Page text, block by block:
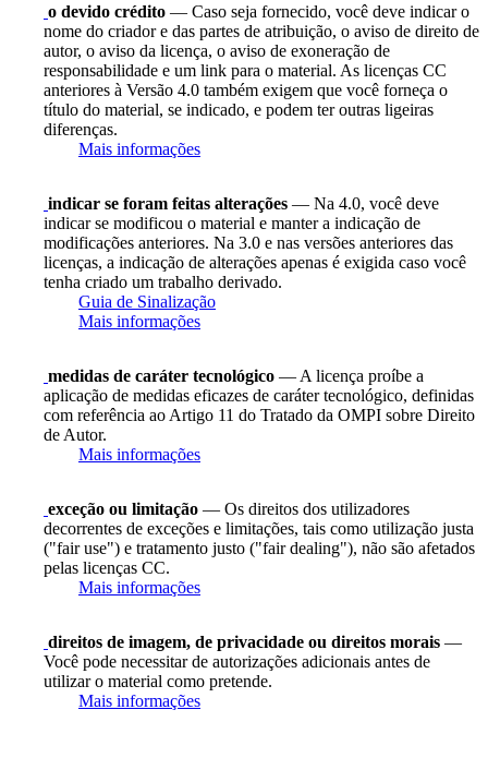
o devido crédito — Caso seja fornecido, você deve indicar o
nome do criador e das partes de atribuição, o aviso de direito de
autor, o aviso da licença, o aviso de exoneração de
responsabilidade e um link para o material. As licenças CC
anteriores à Versão 4.0 também exigem que você forneça o
título do material, se indicado, e podem ter outras ligeiras
diferenças.
Mais informações
indicar se foram feitas alterações — Na 4.0, você deve
indicar se modificou o material e manter a indicação de
modificações anteriores. Na 3.0 e nas versões anteriores das
licenças, a indicação de alterações apenas é exigida caso você
tenha criado um trabalho derivado.
Guia de Sinalização
Mais informações
medidas de caráter tecnológico — A licença proíbe a
aplicação de medidas eficazes de caráter tecnológico, definidas
com referência ao Artigo 11 do Tratado da OMPI sobre Direito
de Autor.
Mais informações
exceção ou limitação — Os direitos dos utilizadores
decorrentes de exceções e limitações, tais como utilização justa
("fair use") e tratamento justo ("fair dealing"), não são afetados
pelas licenças CC.
Mais informações
direitos de imagem, de privacidade ou direitos morais —
Você pode necessitar de autorizações adicionais antes de
utilizar o material como pretende.
Mais informações